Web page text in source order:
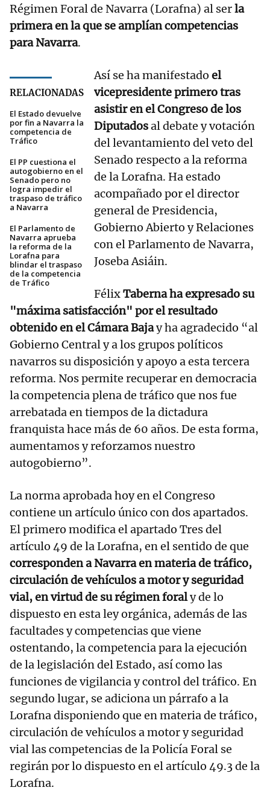
Régimen Foral de Navarra (Lorafna) al serla
primera en la que se amplían competencias
para Navarra.
RELACIONADAS
El Estado devuelve
por fin a Navarra la
competencia de
Tráfico
El PP cuestiona el
autogobierno en el
Senado pero no
logra impedir el
traspaso de tráfico
a Navarra
El Parlamento de
Navarra aprueba
la reforma de la
Lorafna para
blindar el traspaso
de la competencia
de Tráfico
Así se ha manifestado el
vicepresidente primero tras
asistir en el Congreso de los
Diputadosal debate y votación
del levantamiento del veto del
Senado respecto a la reforma
de la Lorafna. Ha estado
acompañado por el director
general de Presidencia,
Gobierno Abierto y Relaciones
con el Parlamento de Navarra,
Joseba Asiáin.
FélixTaberna ha expresado su
"máxima satisfacción" por el resultado
obtenido en el Cámara Bajay ha agradecido “al
Gobierno Central y a los grupos políticos
navarros su disposición y apoyo a esta tercera
reforma. Nos permite recuperar en democracia
la competencia plena de tráfico que nos fue
arrebatada en tiempos de la dictadura
franquista hace más de 60 años. De esta forma,
aumentamos y reforzamos nuestro
autogobierno”.
La norma aprobada hoy en el Congreso
contiene un artículo único con dos apartados.
El primero modifica el apartado Tres del
artículo 49 de la Lorafna, en el sentido de que
corresponden a Navarra en materia de tráfico,
circulación de vehículos a motor y seguridad
vial, en virtud de su régimen foraly de lo
dispuesto en esta ley orgánica, además de las
facultades y competencias que viene
ostentando, la competencia para la ejecución
de la legislación del Estado, así como las
funciones de vigilancia y control del tráfico. En
segundo lugar, se adiciona un párrafo a la
Lorafna disponiendo que en materia de tráfico,
circulación de vehículos a motor y seguridad
vial las competencias de la Policía Foral se
regirán por lo dispuesto en el artículo 49.3 de la
Lorafna.